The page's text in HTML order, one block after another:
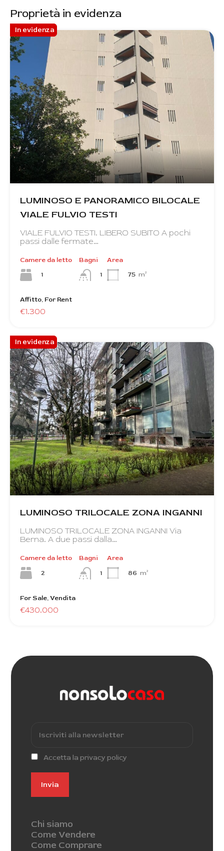
Proprietà in evidenza
In evidenza
LUMINOSO E PANORAMICO BILOCALE
VIALE FULVIO TESTI
VIALE FULVIO TESTI. LIBERO SUBITO A pochi
passi dalle fermate…
Camere da letto
1
Bagni
1
Area
75 m²
Affitto, For Rent
€1.300
In evidenza
LUMINOSO TRILOCALE ZONA INGANNI
LUMINOSO TRILOCALE ZONA INGANNI Via
Berna. A due passi dalla…
Camere da letto
2
Bagni
1
Area
86 m²
For Sale, Vendita
€430.000
Accetta la privacy policy
Chi siamo
Come Vendere
Come Comprare